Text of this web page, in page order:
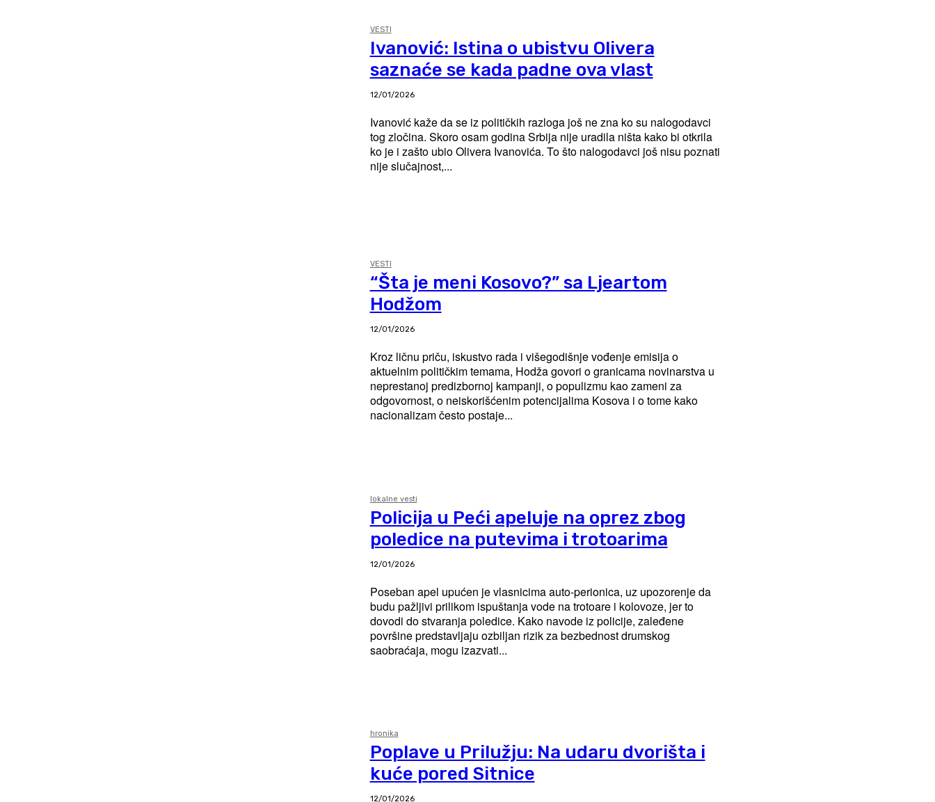
VESTI
Ivanović: Istina o ubistvu Olivera
saznaće se kada padne ova vlast
12/01/2026
Ivanović kaže da se iz političkih razloga još ne zna ko su nalogodavci
tog zločina. Skoro osam godina Srbija nije uradila ništa kako bi otkrila
ko je i zašto ubio Olivera Ivanovića. To što nalogodavci još nisu poznati
nije slučajnost,...
VESTI
“Šta je meni Kosovo?” sa Ljeartom
Hodžom
12/01/2026
Kroz ličnu priču, iskustvo rada i višegodišnje vođenje emisija o
aktuelnim političkim temama, Hodža govori o granicama novinarstva u
neprestanoj predizbornoj kampanji, o populizmu kao zameni za
odgovornost, o neiskorišćenim potencijalima Kosova i o tome kako
nacionalizam često postaje...
lokalne vesti
Policija u Peći apeluje na oprez zbog
poledice na putevima i trotoarima
12/01/2026
Poseban apel upućen je vlasnicima auto-perionica, uz upozorenje da
budu pažljivi prilikom ispuštanja vode na trotoare i kolovoze, jer to
dovodi do stvaranja poledice. Kako navode iz policije, zaleđene
površine predstavljaju ozbiljan rizik za bezbednost drumskog
saobraćaja, mogu izazvati...
hronika
Poplave u Prilužju: Na udaru dvorišta i
kuće pored Sitnice
12/01/2026